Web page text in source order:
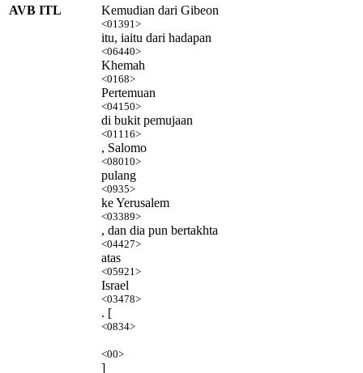
AVB ITL
Kemudian dari Gibeon
<01391>
itu, iaitu dari hadapan
<06440>
Khemah
<0168>
Pertemuan
<04150>
di bukit pemujaan
<01116>
, Salomo
<08010>
pulang
<0935>
ke Yerusalem
<03389>
, dan dia pun bertakhta
<04427>
atas
<05921>
Israel
<03478>
. [
<0834>
<00>
]